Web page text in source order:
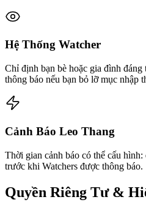
Hệ Thống Watcher
Chỉ định bạn bè hoặc gia đình đáng
thông báo nếu bạn bỏ lỡ mục nhập
Cảnh Báo Leo Thang
Thời gian cảnh báo có thể cấu
trước khi Watchers được thông báo.
Quyền Riêng Tư &